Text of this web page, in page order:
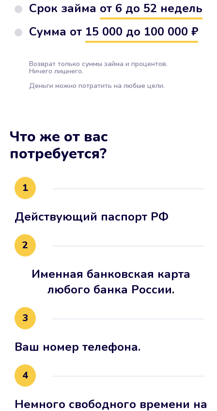
Срок займа от 6 до 52 недель
Сумма от 15 000 до 100 000 ₽
Возврат только суммы займа и процентов.
Ничего лишнего.
Деньги можно потратить на любые цели.
Что же от вас
потребуется?
1
Действующий паспорт РФ
2
Именная банковская карта
любого банка России.
3
Ваш номер телефона.
4
Немного свободного времени на